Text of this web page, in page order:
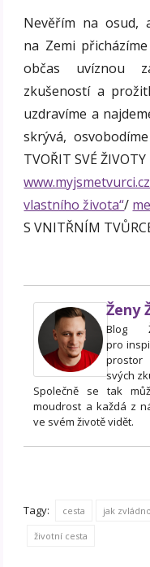
Nevěřím na osud,
na Zemi
občas uvíznou
zkušeností a
uzdravíme a
skrývá,
TVOŘIT SVÉ
www.myjsmetvurci.cz
vlastního života“/
S VNITŘNÍM
Ženy
Blog
pro
prostor
svých
Společně se tak
moudrost a každá z
ve svém životě vidět.
Tagy: cesta jak
životní cesta